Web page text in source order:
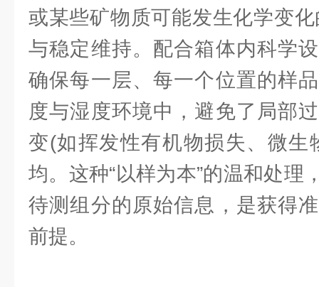
或某些矿物质可能发生化学变
与稳定维持。配合箱体内科学
确保每一层、每一个位置的样
度与湿度环境中，避免了局部
变(如挥发性有机物损失、微生
均。这种“以样为本”的温和处理
待测组分的原始信息，是获得
前提。